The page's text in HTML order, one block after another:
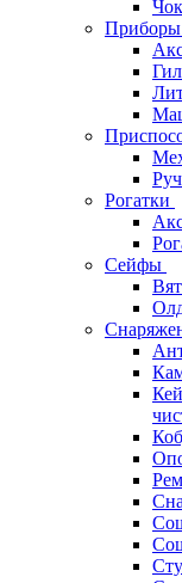
Приборы
Рогатки
Сейфы